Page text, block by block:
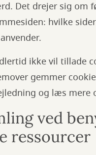
Det drejer sig om
hvilke
ikke vil tillade
gemmer
og læs mere
ved
ressourcer